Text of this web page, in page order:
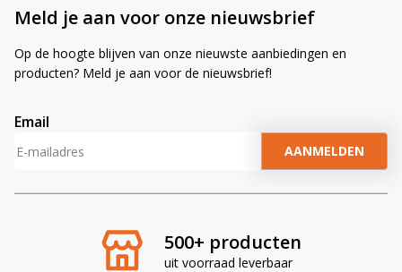
500+ producten
uit voorraad leverbaar
Meld je aan voor onze nieuwsbrief
Op de hoogte blijven van onze nieuwste aanbiedingen en
producten? Meld je aan voor de nieuwsbrief!
Email
A
t